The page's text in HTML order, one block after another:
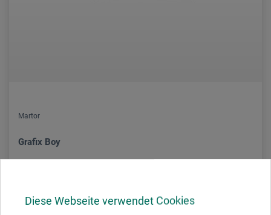
Diese Webseite verwendet Cookies
Martor
Grafix Boy